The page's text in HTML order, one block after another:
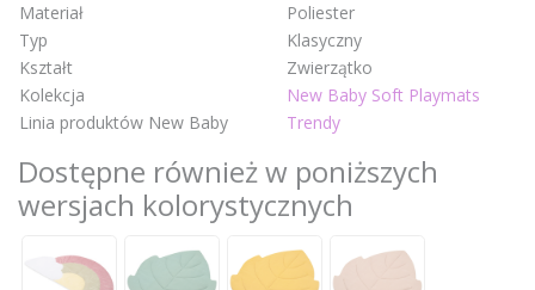
Materiał
Poliester
Typ
Klasyczny
Kształt
Zwierzątko
Kolekcja
New Baby Soft Playmats
Linia produktów New Baby
Trendy
Dostępne również w poniższych
wersjach kolorystycznych